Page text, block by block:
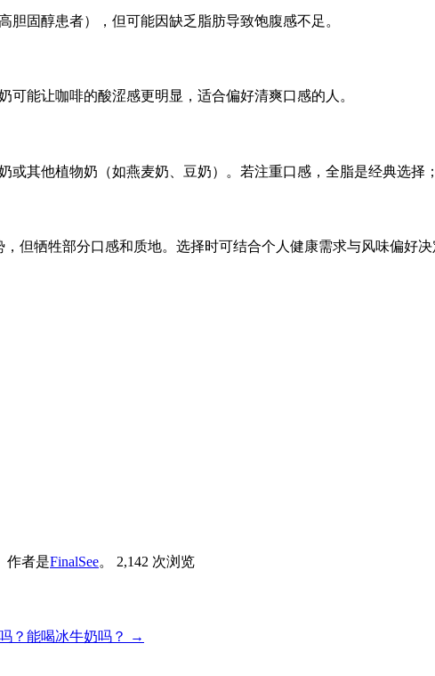
胆固醇患者），但可能因缺乏脂肪导致饱腹感不足。
能让咖啡的酸涩感更明显，适合偏好清爽口感的人。
其他植物奶（如燕麦奶、豆奶）。若注重口感，全脂是经典选择
但牺牲部分口感和质地。选择时可结合个人健康需求与风味偏好决
作者是FinalSee。 2,142 次浏览
？能喝冰牛奶吗？ →